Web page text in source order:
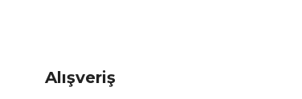
Alışveriş